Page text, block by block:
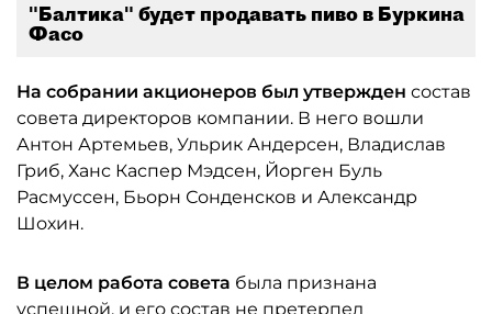
"Балтика" будет продавать пиво в Буркина
Фасо
На собрании акционеров был утвержден состав
совета директоров компании. В него вошли
Антон Артемьев, Ульрик Андерсен, Владислав
Гриб, Ханс Каспер Мэдсен, Йорген Буль
Расмуссен, Бьорн Сонденсков и Александр
Шохин.
В целом работа совета была признана
успешной, и его состав не претерпел